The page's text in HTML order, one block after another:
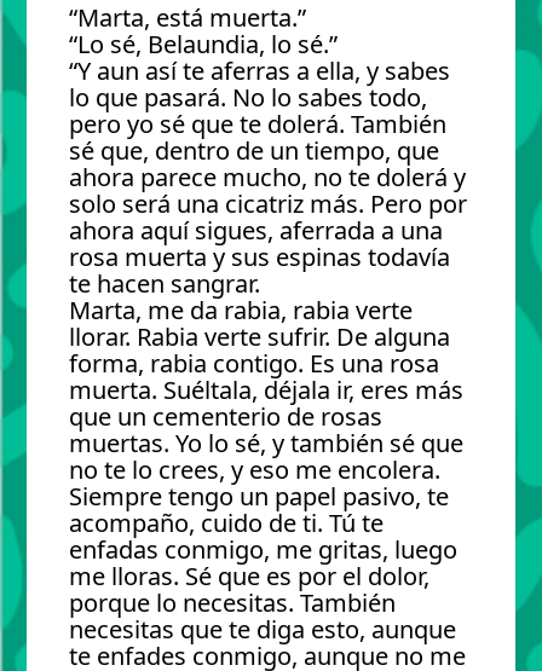
“Marta, está muerta.”
“Lo sé, Belaundia, lo sé.”
“Y aun así te aferras a ella, y sabes
lo que pasará. No lo sabes todo,
pero yo sé que te dolerá. También
sé que, dentro de un tiempo, que
ahora parece mucho, no te dolerá y
solo será una cicatriz más. Pero por
ahora aquí sigues, aferrada a una
rosa muerta y sus espinas todavía
te hacen sangrar.
Marta, me da rabia, rabia verte
llorar. Rabia verte sufrir. De alguna
forma, rabia contigo. Es una rosa
muerta. Suéltala, déjala ir, eres más
que un cementerio de rosas
muertas. Yo lo sé, y también sé que
no te lo crees, y eso me encolera.
Siempre tengo un papel pasivo, te
acompaño, cuido de ti. Tú te
enfadas conmigo, me gritas, luego
me lloras. Sé que es por el dolor,
porque lo necesitas. También
necesitas que te diga esto, aunque
te enfades conmigo, aunque no me